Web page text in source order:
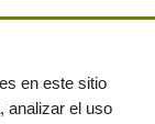
en este sitio
analizar el uso